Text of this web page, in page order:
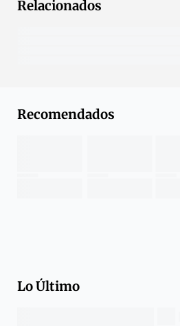
Relacionados
Recomendados
Lo Último